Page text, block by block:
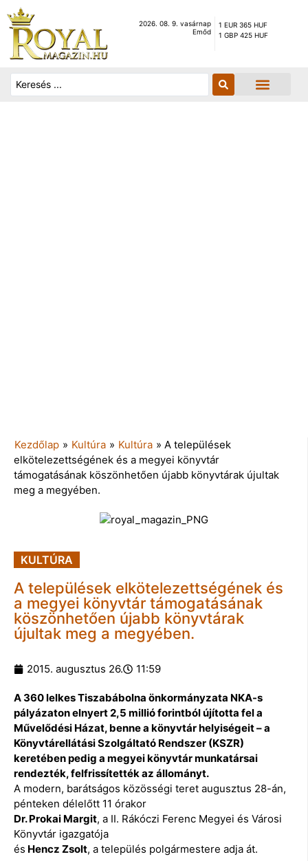
2026. 08. 9. vasárnap
Emőd
1 EUR 365 HUF
1 GBP 425 HUF
Kezdőlap » Kultúra » Kultúra » A települések
elkötelezettségének és a megyei könyvtár
támogatásának köszönhetően újabb könyvtárak újultak
meg a megyében.
KULTÚRA
A települések elkötelezettségének és
a megyei könyvtár támogatásának
köszönhetően újabb könyvtárak
újultak meg a megyében.
2015. augusztus 26. 11:59
A 360 lelkes Tiszabábolna önkormányzata NKA-s
pályázaton elnyert 2,5 millió forintból újította fel a
Művelődési Házat, benne a könyvtár helyiségeit – a
Könyvtárellátási Szolgáltató Rendszer (KSZR)
keretében pedig a megyei könyvtár munkatársai
rendezték, felfrissítették az állományt.
A modern, barátságos közösségi teret augusztus 28-án,
pénteken délelőtt 11 órakor
Dr. Prokai Margit, a II. Rákóczi Ferenc Megyei és Városi
Könyvtár igazgatója
és Hencz Zsolt, a település polgármestere adja át.